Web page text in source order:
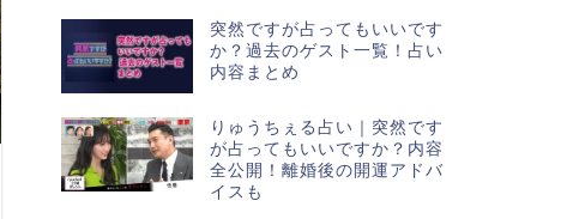
突然ですが占ってもいいです
か？過去のゲスト一覧！占い
内容まとめ
りゅうちぇる占い｜突然です
が占ってもいいですか？内容
全公開！離婚後の開運アドバ
イスも